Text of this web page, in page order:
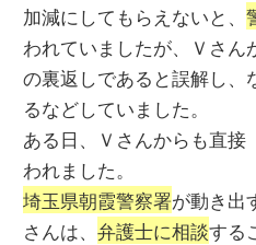
加減にしてもらえないと、
われていましたが、Ｖさ
の裏返しであると誤解し、
るなどしていました。
ある日、Ｖさんからも直接
われました。
埼玉県朝霞警察署が動き出
さんは、弁護士に相談する